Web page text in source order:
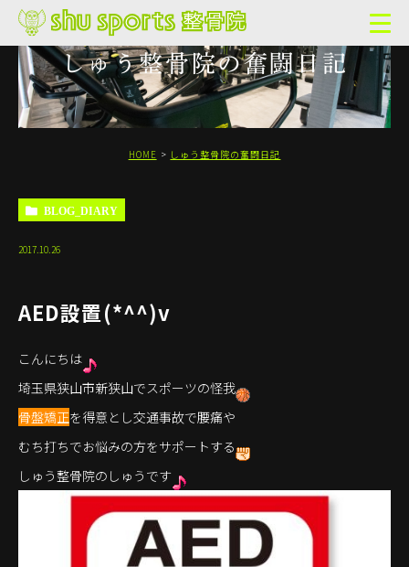
しゅう整骨院の奮闘日記
HOME しゅう整骨院の奮闘日記
BLOG_DIARY
2017.10.26
AED設置(*^^)v
こんにちは
埼玉県狭山市新狭山でスポーツの怪我
骨盤矯正を得意とし交通事故で腰痛や
むち打ちでお悩みの方をサポートする
しゅう整骨院のしゅうです